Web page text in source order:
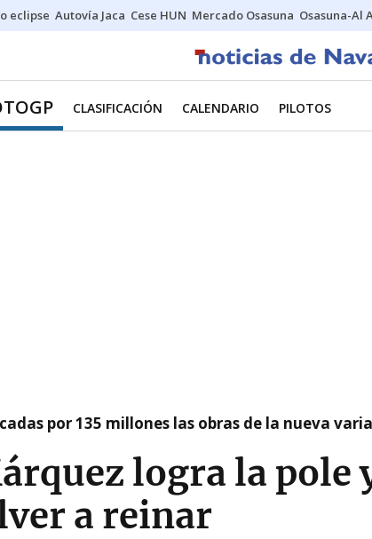
eclipse Autovía Jaca Cese HUN Mercado Osasuna Osasuna-Al
CLASIFICACIÓN CALENDARIO PILOTOS
por 135 millones las obras de la nueva
logra la pole
a reinar